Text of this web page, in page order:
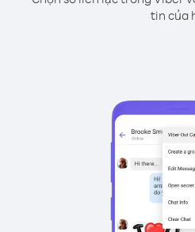
tin của